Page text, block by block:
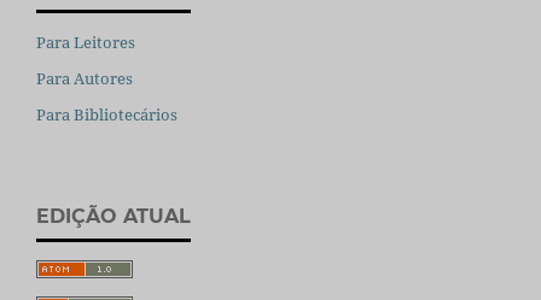
Para Leitores
Para Autores
Para Bibliotecários
EDIÇÃO ATUAL